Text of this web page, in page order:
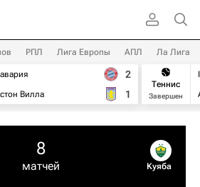
РПЛ Лига Европы АПЛ Ла Лига
Вилла
2
1
Теннис
Завершен
8
матчей Kуяба